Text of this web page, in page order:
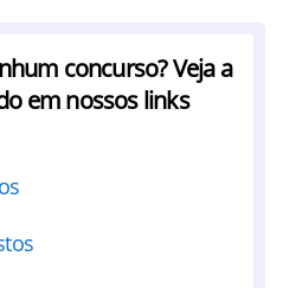
concurso? Veja a
em nossos links